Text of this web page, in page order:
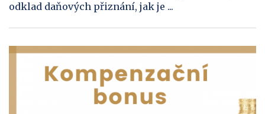
odklad daňových přiznání, jak je ...